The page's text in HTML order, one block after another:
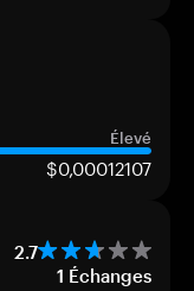
Élevé
$0,00012107
2.7
1 Échanges